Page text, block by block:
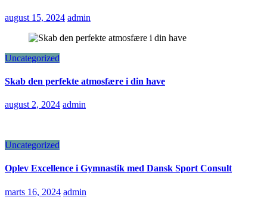
august 15, 2024 admin
Uncategorized
Skab den perfekte atmosfære i din have
august 2, 2024 admin
Uncategorized
Oplev Excellence i Gymnastik med Dansk Sport Consult
marts 16, 2024 admin